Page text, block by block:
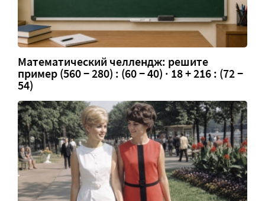
Математический челлендж: решите
пример (560 − 280) : (60 − 40) · 18 + 216 : (72 −
54)